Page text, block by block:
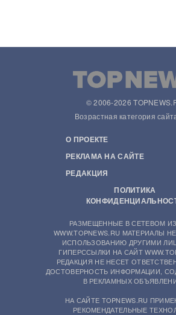
© 2006-2026
Возрастная категория
О ПРОЕКТЕ
РЕКЛАМА НА САЙТЕ
РЕДАКЦИЯ
ПОЛИТИКА
РАЗМЕЩЕННЫЕ В СЕТЕВОМ
WWW.TOPNEWS.RU МАТЕРИАЛЫ
ИСПОЛЬЗОВАНИЮ ДРУГИМИ
ГИПЕРССЫЛКИ НА САЙТ
РЕДАКЦИЯ НЕ НЕСЕТ
ДОСТОВЕРНОСТЬ ИНФОРМАЦИИ,
В РЕКЛАМНЫХ
НА САЙТЕ TOPNEWS.RU
РЕКОМЕНДАТЕЛЬНЫЕ